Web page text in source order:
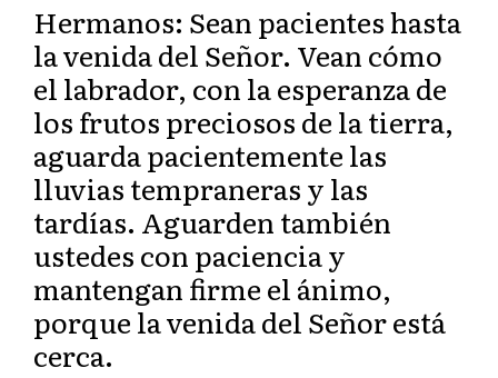
Hermanos: Sean pacientes hasta
la venida del Señor. Vean cómo
el labrador, con la esperanza de
los frutos preciosos de la tierra,
aguarda pacientemente las
lluvias tempraneras y las
tardías. Aguarden también
ustedes con paciencia y
mantengan firme el ánimo,
porque la venida del Señor está
cerca.